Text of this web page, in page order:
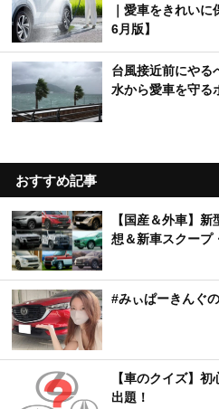
｜愛車をきれい
6月版】
台風接近前にやる
水から愛車を守る
おすすめ記事
【国産＆外車】
想＆新車スクープ
#みぃぱーきんぐ
【車のクイズ】
出題！